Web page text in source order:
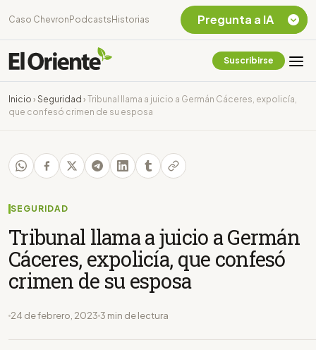
Caso Chevron Podcasts Historias
Suscribirse
Inicio › Seguridad › Tribunal llama a juicio a Germán Cáceres, expolicía,
que confesó crimen de su esposa
SEGURIDAD
Tribunal llama a juicio a Germán
Cáceres, expolicía, que confesó
crimen de su esposa
24 de febrero, 2023 3 min de lectura
Pregunta a IA
Chevron Ecuador